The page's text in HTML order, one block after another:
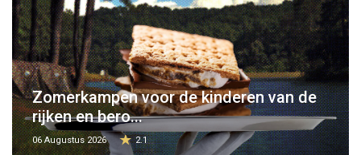
Zomerkampen voor de kinderen van de
rijken en bero...
06 Augustus 2026 2.1